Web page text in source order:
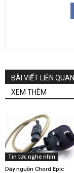
BÀI VIẾT LIÊN QUAN
XEM THÊM
Tin tức nghe nhìn
Dây nguồn Chord Epic